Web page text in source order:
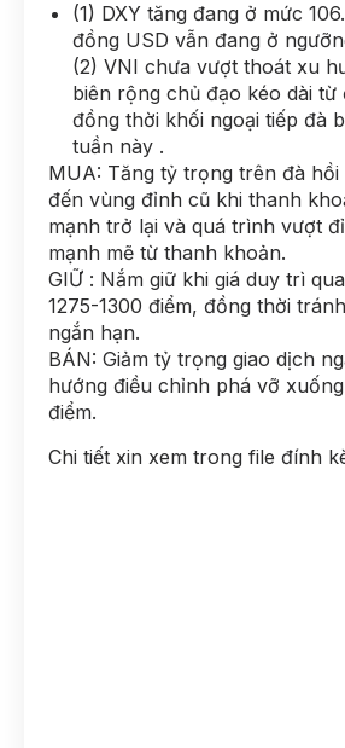
(1) DXY tăng đang ở mức
đồng USD vẫn đang ở
(2) VNI chưa vượt thoát xu
biên rộng chủ đạo kéo dài từ
đồng thời khối ngoại tiếp đà
tuần này .
MUA: Tăng tỷ trọng trên đà
đến vùng đỉnh cũ khi thanh
mạnh trở lại và quá trình vượt
mạnh mẽ từ thanh khoản.
GIỮ : Nắm giữ khi giá duy trì
1275-1300 điểm, đồng thời
ngắn hạn.
BÁN: Giảm tỷ trọng giao dịch
hướng điều chỉnh phá vỡ
điểm.
Chi tiết xin xem trong file đính